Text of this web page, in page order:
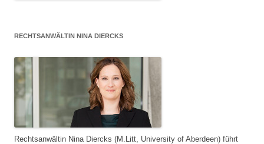
RECHTSANWÄLTIN NINA DIERCKS
Rechtsanwältin Nina Diercks (M.Litt, University of Aberdeen) führt